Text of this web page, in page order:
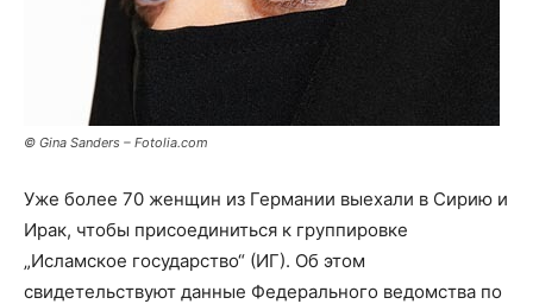
© Gina Sanders – Fotolia.com
Уже более 70 женщин из Германии выехали в Сирию и
Ирак, чтобы присоединиться к группировке
„Исламское государство“ (ИГ). Об этом
свидетельствуют данные Федерального ведомства по